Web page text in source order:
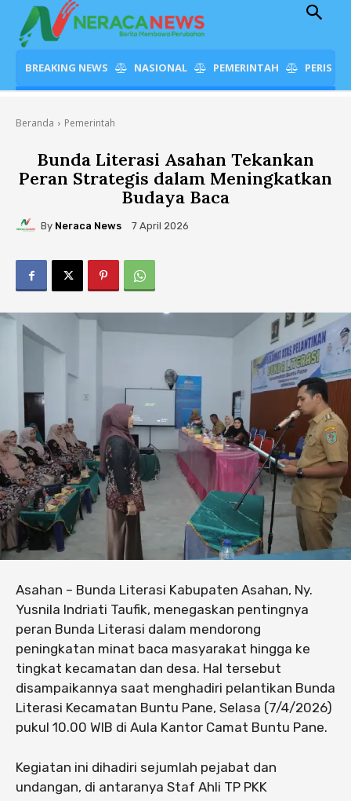
BREAKING NEWS NASIONAL PEMERINTAH
Beranda Pemerintah
Bunda Literasi Asahan Tekankan
Peran Strategis dalam Meningkatkan
Budaya Baca
By Neraca News 7 April 2026
Asahan – Bunda Literasi Kabupaten Asahan, Ny.
Yusnila Indriati Taufik, menegaskan pentingnya
peran Bunda Literasi dalam mendorong
peningkatan minat baca masyarakat hingga ke
tingkat kecamatan dan desa. Hal tersebut
disampaikannya saat menghadiri pelantikan Bunda
Literasi Kecamatan Buntu Pane, Selasa (7/4/2026)
pukul 10.00 WIB di Aula Kantor Camat Buntu Pane.
Kegiatan ini dihadiri sejumlah pejabat dan
undangan, di antaranya Staf Ahli TP PKK